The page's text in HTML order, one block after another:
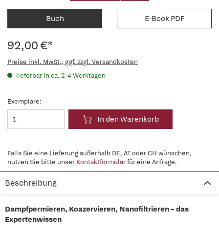
Buch E-Book PDF
92,00 €*
Preise inkl. MwSt., ggf. zzgl. Versandkosten
lieferbar in ca. 2-4 Werktagen
Exemplare:
In den Warenkorb
Falls Sie eine Lieferung außerhalb DE, AT oder CH wünschen,
nutzen Sie bitte unser Kontaktformularfür eine Anfrage.
Beschreibung
Dampfpermieren, Koazervieren, Nanofiltrieren – das
Expertenwissen